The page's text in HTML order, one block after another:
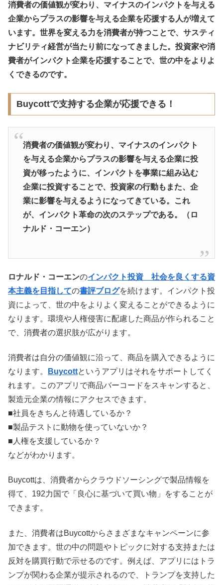
消費者の価値観が変わり、マイナスのインパクトを与える
企業からプラスの影響を与える企業を応援する人が増えて
います。世界を変える力を消費者が持つことで、サスティ
ナビリティ経営が当たり前になってきました。投資家や消
費者がインパクト企業を応援することで、世の中をよりよ
くできるのです。
Buycottで支持する企業が応援できる！
消費者の価値観が変わり、マイナスのインパクト
を与える企業からプラスの影響を与える企業に投
資が移ったように、インパクトを事業に組み込む
企業に投資することで、投資家の行動もまた、企
業に影響を与えるようになってきている。これ
が、インパクト革命の次のステップである。（ロ
ナルド・コーエン）
ロナルド・コーエンのインパクト投資 社会を良くする資
本主義を目指しての書評ブログを続けます。インパクト投
資によって、世の中をよりよく変えることができるように
なります。環境や人権侵害に配慮した商品が作られること
で、消費者の選択肢が広がります。
消費者は自分の価値観に沿って、商品を購入できるように
なります。
Buycottというアプリはそれをサポートしてく
れます。このアプリで商品バーコードをスキャンすると、
製造元企業の情報にアクセスできます。
■社員をきちんと待遇しているか？
■製品テストに動物を使っていないか？
■人権を支援しているか？
などがわかります。
Buycottは、消費者からクラウドソーシングで製品情報を
得て、192力国で「良心に基づいて買い物」をすることが
できます。
また、消費者はBuycottからさまざまなキャンペーンに参
加できます。世の中の問題やトピックに対する支持または
反対を購買行動で示せるのです。例えば、アプリにはトラ
ンプが関わる企業が提示されるので、トランプを支持した